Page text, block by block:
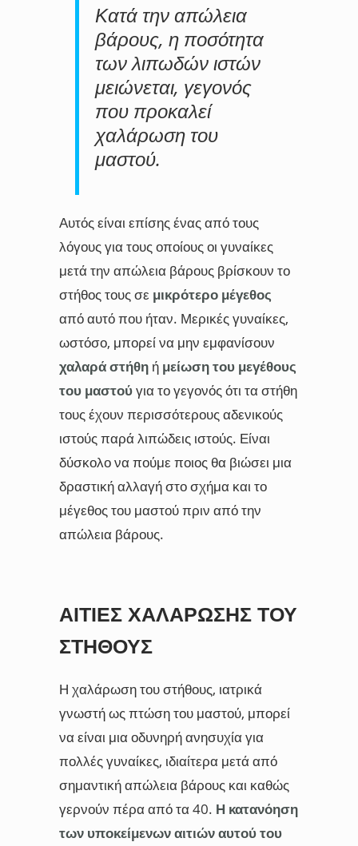
Κατά την απώλεια
βάρους, η ποσότητα
των λιπωδών ιστών
μειώνεται, γεγονός
που προκαλεί
χαλάρωση του
μαστού.
Αυτός είναι επίσης ένας από τους
λόγους για τους οποίους οι γυναίκες
μετά την απώλεια βάρους βρίσκουν το
στήθος τους σε μικρότερο μέγεθος
από αυτό που ήταν. Μερικές γυναίκες,
ωστόσο, μπορεί να μην εμφανίσουν
χαλαρά στήθη ή μείωση του μεγέθους
του μαστούγια το γεγονός ότι τα στήθη
τους έχουν περισσότερους αδενικούς
ιστούς παρά λιπώδεις ιστούς. Είναι
δύσκολο να πούμε ποιος θα βιώσει μια
δραστική αλλαγή στο σχήμα και το
μέγεθος του μαστού πριν από την
απώλεια βάρους.
ΑΙΤΊΕΣ ΧΑΛΆΡΩΣΗΣ ΤΟΥ
ΣΤΉΘΟΥΣ
Η χαλάρωση του στήθους, ιατρικά
γνωστή ως πτώση του μαστού, μπορεί
να είναι μια οδυνηρή ανησυχία για
πολλές γυναίκες, ιδιαίτερα μετά από
σημαντική απώλεια βάρους και καθώς
γερνούν πέρα από τα 40. Η κατανόηση
των υποκείμενων αιτιών αυτού του